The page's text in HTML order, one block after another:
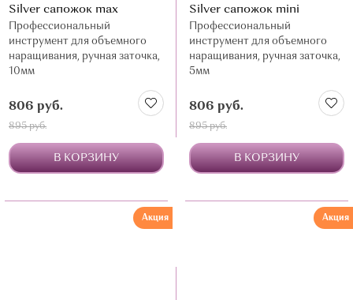
Silver сапожок max
Профессиональный
инструмент для объемного
наращивания, ручная заточка,
10мм
806 руб.
895 руб.
В КОРЗИНУ
Silver сапожок mini
Профессиональный
инструмент для объемного
наращивания, ручная заточка,
5мм
806 руб.
895 руб.
В КОРЗИНУ
Акция Акция